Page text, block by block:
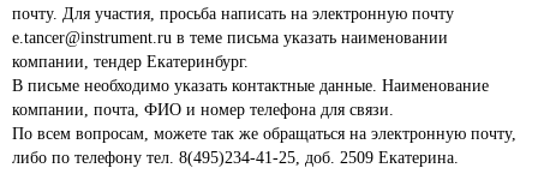
почту. Для участия, просьба написать на электронную почту
e.tancer@instrument.ru в теме письма указать наименовании
компании, тендер Екатеринбург.
В письме необходимо указать контактные данные. Наименование
компании, почта, ФИО и номер телефона для связи.
По всем вопросам, можете так же обращаться на электронную почту,
либо по телефону тел. 8(495)234-41-25, доб. 2509 Екатерина.